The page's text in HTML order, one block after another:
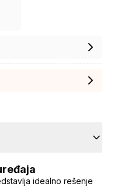
idealno rešenje